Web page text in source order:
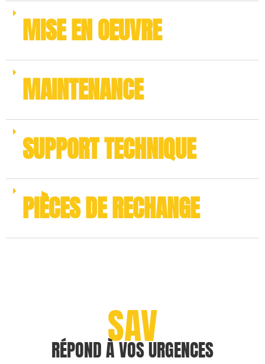
MISE EN OEUVRE
MAINTENANCE
SUPPORT TECHNIQUE
PIÈCES DE RECHANGE
SAV
RÉPOND À VOS URGENCES